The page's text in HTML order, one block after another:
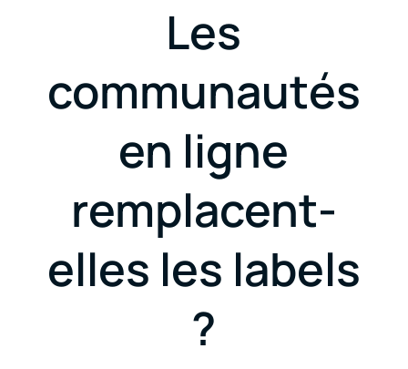
Les
communautés
en ligne
remplacent-
elles les labels
?